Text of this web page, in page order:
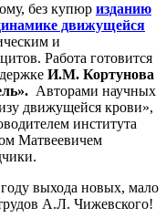
без купюр изданию
движущейся
и
Работа готовится
И.М. Кортунова
Авторами научных
движущейся крови»,
института
Матвеевичем
выхода новых, мало
А.Л. Чижевского!